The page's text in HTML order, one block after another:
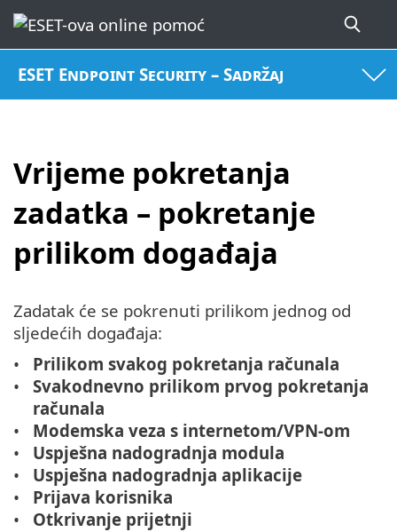
ESET Endpoint Security – Sadržaj
Vrijeme pokretanja
zadatka – pokretanje
prilikom događaja
Zadatak će se pokrenuti prilikom jednog od
sljedećih događaja:
Prilikom svakog pokretanja računala
Svakodnevno prilikom prvog pokretanja
računala
Modemska veza s internetom/VPN-om
Uspješna nadogradnja modula
Uspješna nadogradnja aplikacije
Prijava korisnika
Otkrivanje prijetnji